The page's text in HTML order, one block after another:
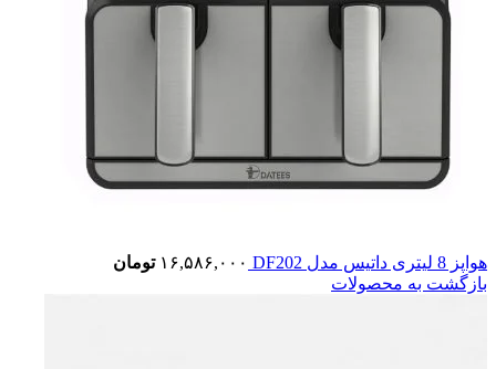
هواپز 8 لیتری داتیس مدل DF202 ۱۶,۵۸۶,۰۰۰ تومان
بازگشت به محصولات